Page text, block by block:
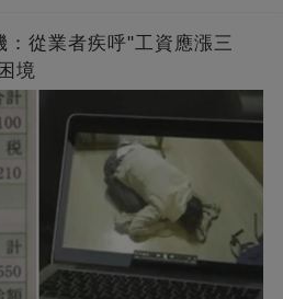
：從業者疾呼"工資應漲三
境